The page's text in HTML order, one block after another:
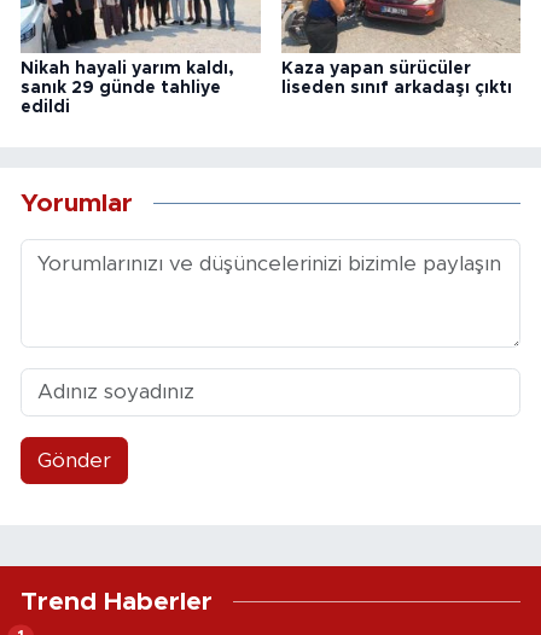
Nikah hayali yarım kaldı,
sanık 29 günde tahliye
edildi
Kaza yapan sürücüler
liseden sınıf arkadaşı çıktı
Yorumlar
Gönder
Trend Haberler